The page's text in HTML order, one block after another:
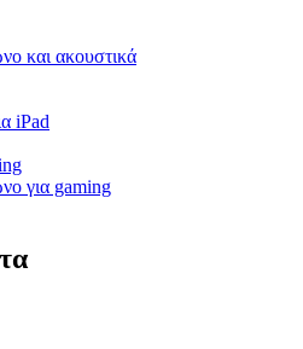
και ακουστικά
iPad
για gaming